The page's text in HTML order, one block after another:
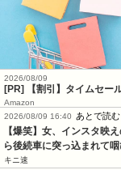
2026/08/09
[PR] 【割引】タイムセー
Amazon
2026/08/09 16:40
あとで読む
【爆笑】女、インスタ映
ら後続車に突っ込まれて
キニ速